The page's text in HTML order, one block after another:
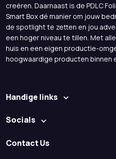
creëren. Daarnaast is de PDLC
Smart Box dé manier om jouw
de spotlight te zetten en jou
een hoger niveau te tillen. Met
huis en een eigen productie-
hoogwaardige producten binnen
Handige links
Socials
Contact Us